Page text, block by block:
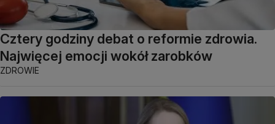
Cztery godziny debat o reformie zdrowia.
Najwięcej emocji wokół zarobków
ZDROWIE